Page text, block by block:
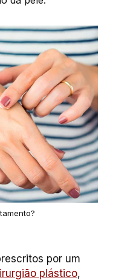
por um
plástico,